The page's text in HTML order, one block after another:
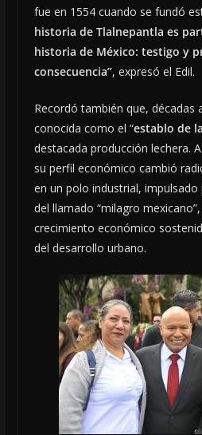
fue en 1554 cuando se fundó
historia de Tlalnepantla es
historia de México: testigo y
consecuencia”, expresó el Edil.
Recordó también que, décadas
conocida como el “establo de
destacada producción lechera.
su perfil económico cambió
en un polo industrial,
del llamado “milagro
crecimiento económico
del desarrollo urbano.